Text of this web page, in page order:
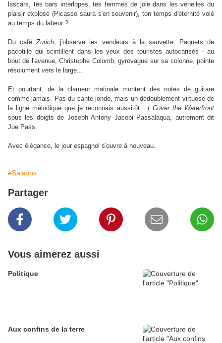
lascars, tes bars interlopes, tes femmes de joie dans les venelles du
plaisir explosé (Picasso saura s'en souvenir), ton temps d'éternité volé
au temps du labeur ?
Du caféZurich, j'observe les vendeurs à la sauvette. Paquets de
pacotille qui scintillent dans les yeux des touristes autocarisés - au
bout de l'avenue, Christophe Colomb, gyrovague sur sa colonne, pointe
résolument vers le large...
Et pourtant, de la clameur matinale montent des notes de guitare
comme jamais. Pas du cante jondo, mais un dédoublement virtuose de
la ligne mélodique que je reconnais aussitôt : I Cover the Waterfront
sous les doigts de Joseph Antony Jacobi Passalaqua, autrement dit
Joe Pass.
Avec élégance, le jour espagnol s'ouvre à nouveau.
#Saisons
Partager
Vous aimerez aussi
Politique
Aux confins de la terre